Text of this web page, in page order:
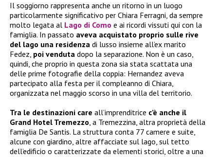
Il soggiorno rappresenta anche un ritorno in un luogo
particolarmente significativo per Chiara Ferragni, da sempre
molto legata al Lago di Como e ai ricordi vissuti qui con la
famiglia. In passato aveva acquistato proprio sulle rive
del lago una residenza di lusso insieme all’ex marito
Fedez, poi venduta dopo la separazione. Non è un caso,
quindi, che proprio in questa zona sia stata scattata una
delle prime fotografie della coppia: Hernandez aveva
partecipato alla festa per il compleanno di Chiara,
organizzata nel maggio scorso in una villa del territorio.
Tra le destinazioni care all’imprenditrice c’è anche il
Grand Hotel Tremezzo, a Tremezzina, altra proprietà della
famiglia De Santis. La struttura conta 77 camere e suite,
alcune con giardino, altre affacciate sul lago, sul tetto
dell’edificio o caratterizzate da elementi storici, oltre a una